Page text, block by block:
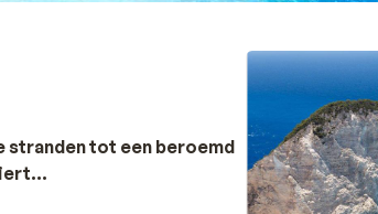
stranden tot een beroemd